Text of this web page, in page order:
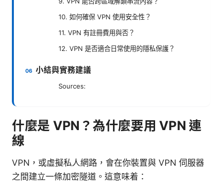
10. 如何確保 VPN 使用安全性？
11. VPN 有註冊費用與否？
12. VPN 是否適合日常使用的隱私保護？
小結與實務建議
Sources:
什麼是 VPN？為什麼要用 VPN 連
線
VPN，或虛擬私人網路，會在你裝置與 VPN 伺服器
之間建立一條加密隧道。這意味着：